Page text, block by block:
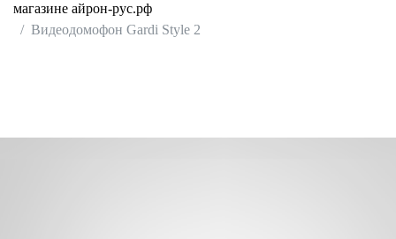
магазине айрон-рус.рф
Видеодомофон Gardi Style 2